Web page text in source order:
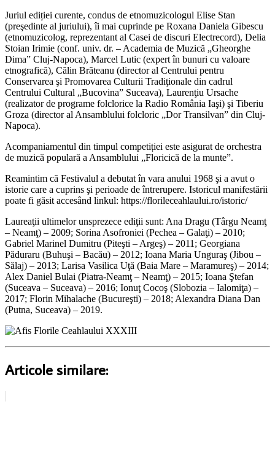
Juriul ediției curente, condus de etnomuzicologul Elise Stan
(preşedinte al juriului), îi mai cuprinde pe Roxana Daniela Gibescu
(etnomuzicolog, reprezentant al Casei de discuri Electrecord), Delia
Stoian Irimie (conf. univ. dr. – Academia de Muzică „Gheorghe
Dima” Cluj-Napoca), Marcel Lutic (expert în bunuri cu valoare
etnografică), Călin Brăteanu (director al Centrului pentru
Conservarea şi Promovarea Culturii Tradiţionale din cadrul
Centrului Cultural „Bucovina” Suceava), Laurenţiu Ursache
(realizator de programe folclorice la Radio România Iaşi) şi Tiberiu
Groza (director al Ansamblului folcloric „Dor Transilvan” din Cluj-
Napoca).
Acompaniamentul din timpul competiției este asigurat de orchestra
de muzică populară a Ansamblului „Floricică de la munte”.
Reamintim că Festivalul a debutat în vara anului 1968 şi a avut o
istorie care a cuprins şi perioade de întrerupere. Istoricul manifestării
poate fi găsit accesând linkul: https://florileceahlaului.ro/istoric/
Laureaţii ultimelor unsprezece ediţii sunt: Ana Dragu (Târgu Neamţ
– Neamţ) – 2009; Sorina Asofroniei (Pechea – Galaţi) – 2010;
Gabriel Marinel Dumitru (Piteşti – Argeş) – 2011; Georgiana
Păduraru (Buhuşi – Bacău) – 2012; Ioana Maria Unguraş (Jibou –
Sălaj) – 2013; Larisa Vasilica Uţă (Baia Mare – Maramureş) – 2014;
Alex Daniel Bulai (Piatra-Neamţ – Neamţ) – 2015; Ioana Ştefan
(Suceava – Suceava) – 2016; Ionuţ Cocoş (Slobozia – Ialomiţa) –
2017; Florin Mihalache (Bucureşti) – 2018; Alexandra Diana Dan
(Putna, Suceava) – 2019.
Articole similare: